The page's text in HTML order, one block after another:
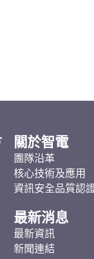
關於智電
團隊沿革
核心技術及應用
資訊安全品質認
最新消息
最新資訊
新聞連結